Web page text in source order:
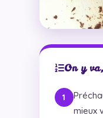
On y
mieux